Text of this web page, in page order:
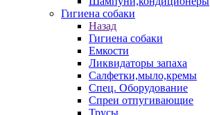
Гигиена собаки
Назад
Гигиена собаки
Емкости
Ликвидаторы запаха
Салфетки,мыло,кремы
Спец. Оборудование
Спреи отпугивающие
Трусы